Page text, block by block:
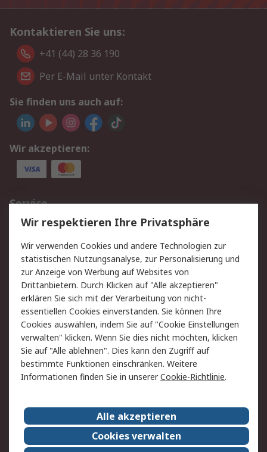
Kontaktieren Sie uns:
+41 (44) 28 36 190
Per E-Mail unter Kontakt
Sie finden uns auch auf:
Wir akzeptieren:
Service
Value Added Services
Lieferlösungen
Rücksendungen
Kontakt
Hilfe
Rechtliches
AGB
Datenschutz
Cookie-Richtlinie
Zahlungsbedingungen
Copyright/Impressum
Über RS
Karriere bei RS
Nachhaltigkeit
Qualität/Umwelt/ZertifikatePresse-Center
Event-Center
Wir respektieren Ihre Privatsphäre
Wir verwenden Cookies und andere Technologien zur
statistischen Nutzungsanalyse, zur Personalisierung und
zur Anzeige von Werbung auf Websites von
Drittanbietern. Durch Klicken auf "Alle akzeptieren"
erklären Sie sich mit der Verarbeitung von nicht-
essentiellen Cookies einverstanden. Sie können Ihre
Cookies auswählen, indem Sie auf "Cookie Einstellungen
verwalten" klicken. Wenn Sie dies nicht möchten, klicken
Sie auf "Alle ablehnen". Dies kann den Zugriff auf
bestimmte Funktionen einschränken. Weitere
Informationen finden Sie in unsererCookie-Richtlinie.
Alle akzeptieren
Cookies verwalten